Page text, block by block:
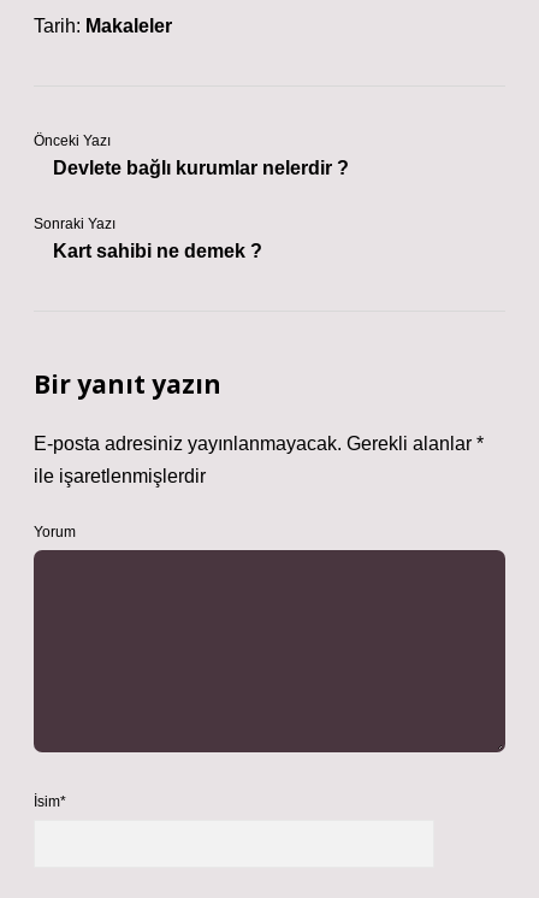
Tarih: Makaleler
Önceki Yazı
Devlete bağlı kurumlar nelerdir ?
Sonraki Yazı
Kart sahibi ne demek ?
Bir yanıt yazın
E-posta adresiniz yayınlanmayacak. Gerekli alanlar *
ile işaretlenmişlerdir
Yorum
İsim*